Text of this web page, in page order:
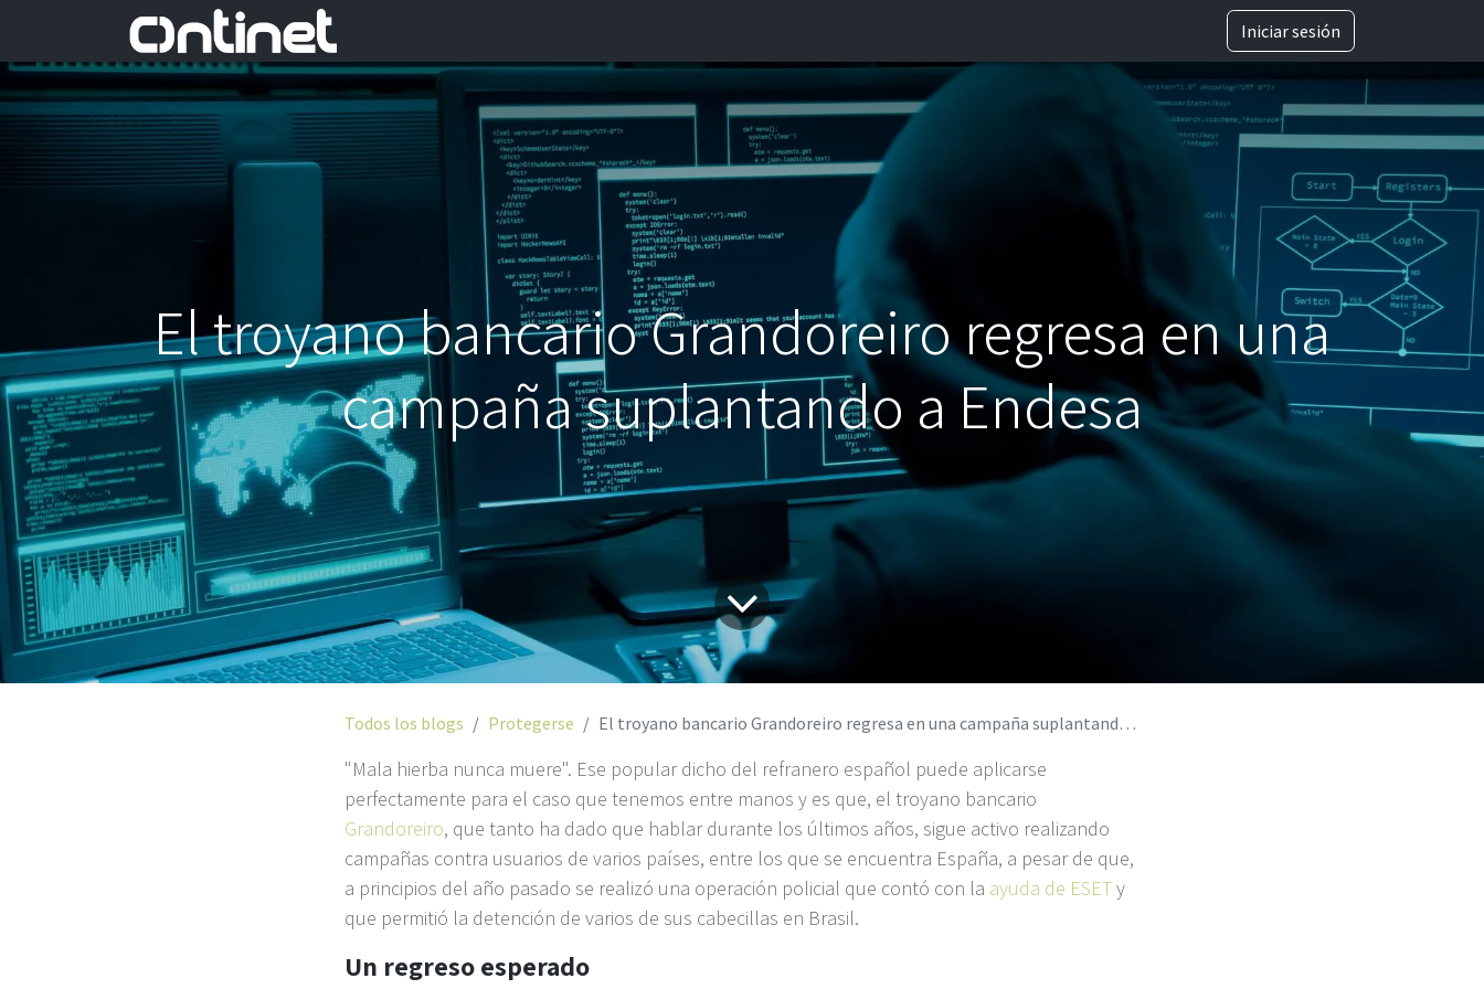
Iniciar sesión
El troyano bancario Grandoreiro regresa en una
campaña suplantando a Endesa
Todos los blogs Protegerse El troyano bancario Grandoreiro regresa en una campaña suplantando a Endesa
"Mala hierba nunca muere". Ese popular dicho del refranero español puede aplicarse
perfectamente para el caso que tenemos entre manos y es que, el troyano bancario
Grandoreiro, que tanto ha dado que hablar durante los últimos años, sigue activo realizando
campañas contra usuarios de varios países, entre los que se encuentra España, a pesar de que,
a principios del año pasado se realizó una operación policial que contó con la ayuda de ESETy
que permitió la detención de varios de sus cabecillas en Brasil.
Un regreso esperado